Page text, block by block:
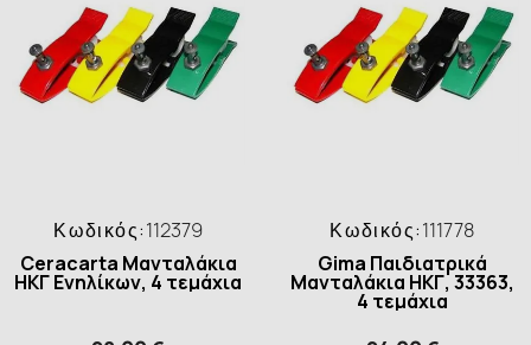
Κωδικός:112379
Ceracarta Μανταλάκια
ΗΚΓ Ενηλίκων, 4 τεμάχια
Κωδικός:111778
Gima Παιδιατρικά
Μανταλάκια ΗΚΓ, 33363,
4 τεμάχια